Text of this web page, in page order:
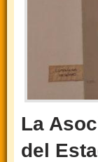
La
del